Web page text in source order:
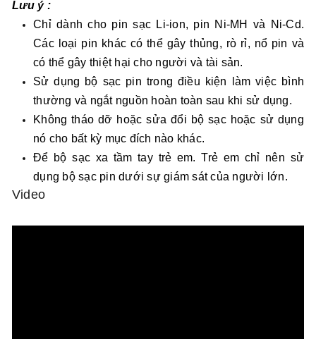
Lưu ý :
Chỉ dành cho pin sạc Li-ion, pin Ni-MH và Ni-Cd.
Các loại pin khác có thể gây thủng, rò rỉ, nổ pin và
có thể gây thiệt hại cho người và tài sản.
Sử dụng bộ sạc pin trong điều kiện làm việc bình
thường và ngắt nguồn hoàn toàn sau khi sử dụng.
Không tháo dỡ hoặc sửa đổi bộ sạc hoặc sử dụng
nó cho bất kỳ mục đích nào khác.
Để bộ sạc xa tầm tay trẻ em. Trẻ em chỉ nên sử
dụng bộ sạc pin dưới sự giám sát của người lớn.
Video